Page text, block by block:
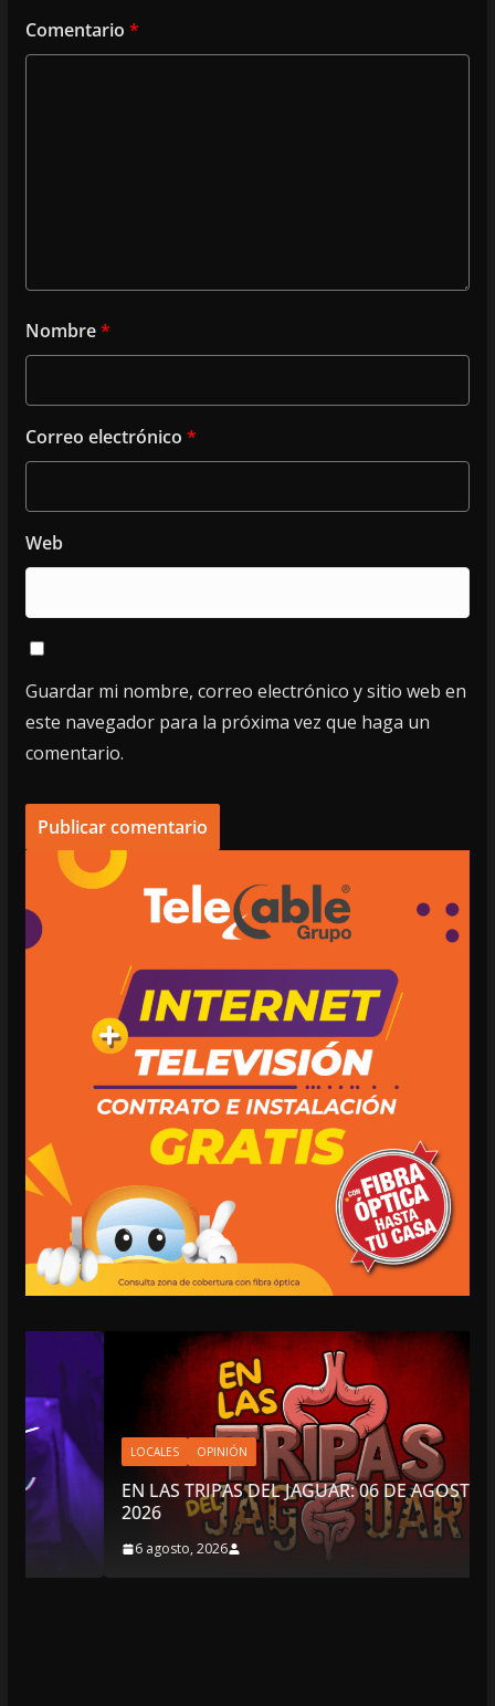
Comentario *
Nombre*
Correo electrónico *
Web
Guardar mi nombre, correo electrónico y sitio web en
este navegador para la próxima vez que haga un
comentario.
LOCALES OPINIÓN
EN LAS TRIPAS DEL JAGUAR: 06 DE AGOSTO DE
2026
6 agosto, 2026